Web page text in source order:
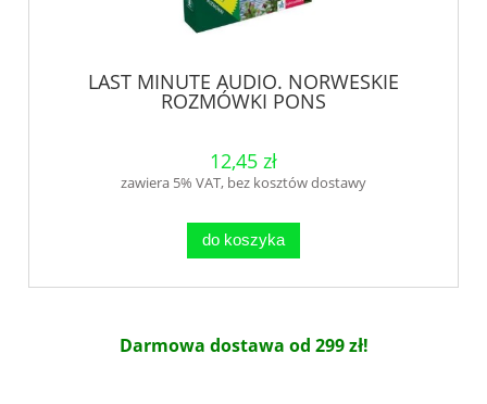
LAST MINUTE AUDIO. NORWESKIE
ROZMÓWKI PONS
12,45 zł
zawiera 5% VAT, bez kosztów dostawy
do koszyka
Darmowa dostawa od 299 zł!